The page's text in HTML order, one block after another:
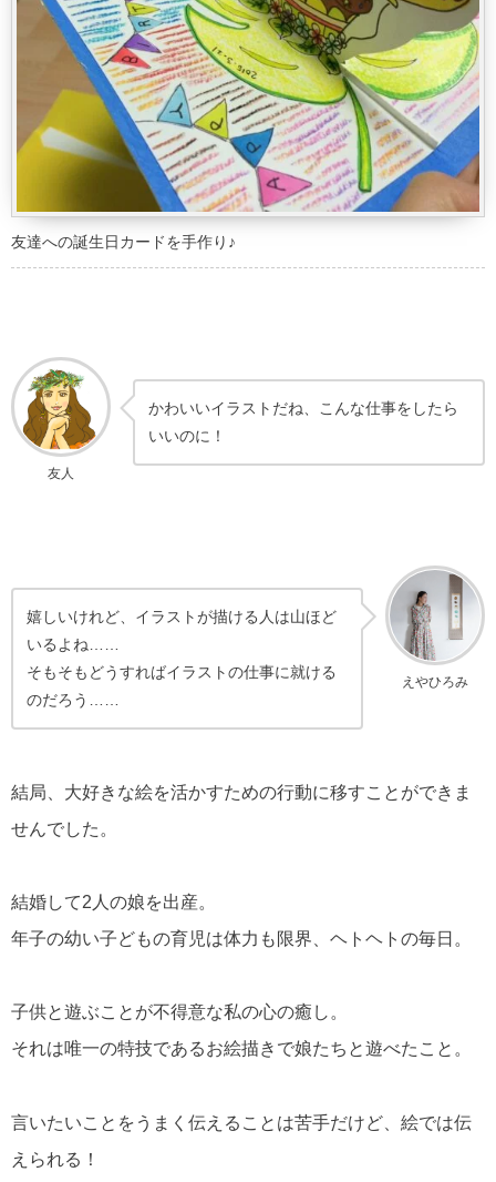
友達への誕生日カードを手作り♪
友人
かわいいイラストだね、こんな仕事をしたら
いいのに！
えやひろみ
嬉しいけれど、イラストが描ける人は山ほど
いるよね……
そもそもどうすればイラストの仕事に就ける
のだろう……
結局、大好きな絵を活かすための行動に移すことができま
せんでした。
結婚して2人の娘を出産。
年子の幼い子どもの育児は体力も限界、ヘトヘトの毎日。
子供と遊ぶことが不得意な私の心の癒し。
それは唯一の特技であるお絵描きで娘たちと遊べたこと。
言いたいことをうまく伝えることは苦手だけど、絵では伝
えられる！